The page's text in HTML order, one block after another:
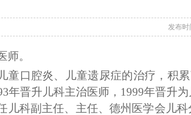
发布
师。
童口腔炎、儿童遗尿症的治疗，积
年晋升儿科主治医师，1999年晋升
儿科副主任、主任、德州医学会儿